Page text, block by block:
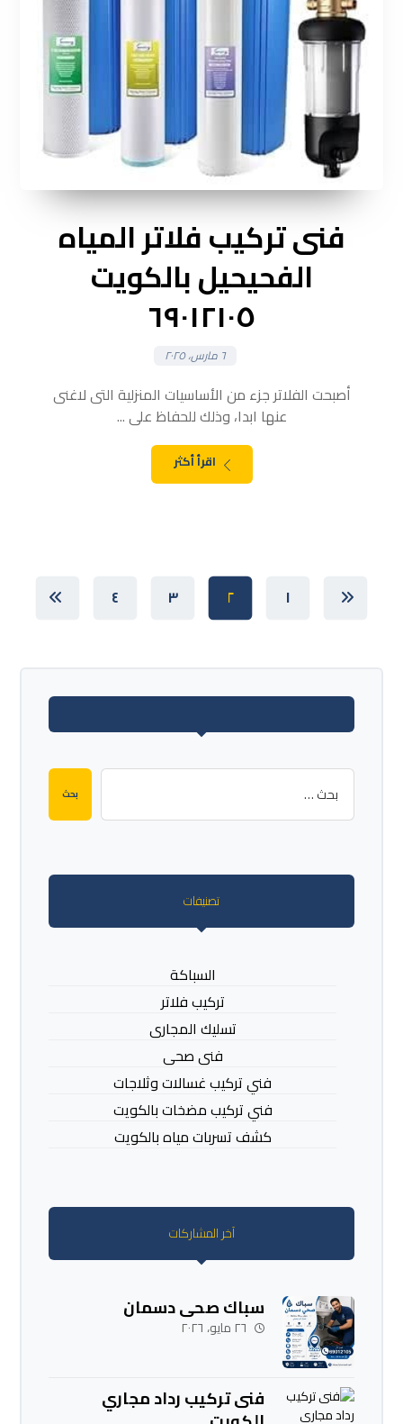
فنى تركيب فلاتر المياه
الفحيحيل بالكويت
٦٩٠١٢١٠٥
٦ مارس، ٢٠٢٥
أصبحت الفلاتر جزء من الأساسيات المنزلية التى لاغنى
عنها ابدا، وذلك للحفاظ على ...
اقرأ أكثر
١ ٢ ٣ ٤
بحث
تصنيفات
السباكة
تركيب فلاتر
تسليك المجارى
فنى صحى
فني تركيب غسالات وثلاجات
فني تركيب مضخات بالكويت
كشف تسربات مياه بالكويت
آخر المشاركات
سباك صحي دسمان
٢٦ مايو، ٢٠٢٦
فنى تركيب رداد مجاري